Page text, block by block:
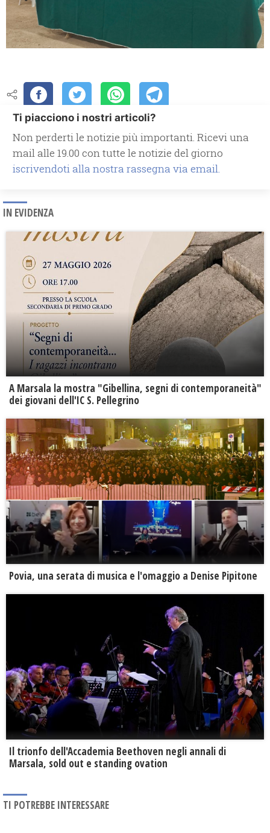
Ti piacciono i nostri articoli?
Non perderti le notizie più importanti. Ricevi una
mail alle 19.00 con tutte le notizie del giorno
iscrivendoti alla nostra rassegna via email.
IN EVIDENZA
A Marsala la mostra "Gibellina, segni di contemporaneità"
dei giovani dell'IC S. Pellegrino
Povia, una serata di musica e l'omaggio a Denise Pipitone
Il trionfo dell'Accademia Beethoven negli annali di
Marsala, sold out e standing ovation
TI POTREBBE INTERESSARE